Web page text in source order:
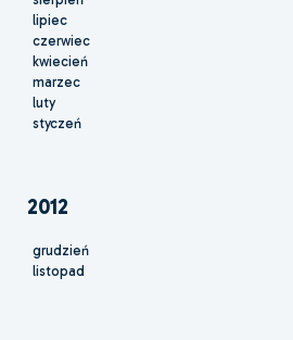
lipiec
czerwiec
kwiecień
marzec
luty
styczeń
2012
grudzień
listopad